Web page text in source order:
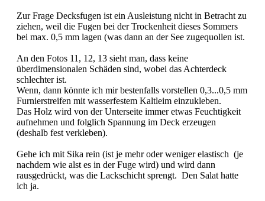
Zur Frage Decksfugen ist ein Ausleistung nicht in Betracht zu
ziehen, weil die Fugen bei der Trockenheit dieses Sommers
bei max. 0,5 mm lagen (was dann an der See zugequollen ist.
An den Fotos 11, 12, 13 sieht man, dass keine
überdimensionalen Schäden sind, wobei das Achterdeck
schlechter ist.
Wenn, dann könnte ich mir bestenfalls vorstellen 0,3...0,5 mm
Furnierstreifen mit wasserfestem Kaltleim einzukleben.
Das Holz wird von der Unterseite immer etwas Feuchtigkeit
aufnehmen und folglich Spannung im Deck erzeugen
(deshalb fest verkleben).
Gehe ich mit Sika rein (ist je mehr oder weniger elastisch (je
nachdem wie alst es in der Fuge wird) und wird dann
rausgedrückt, was die Lackschicht sprengt. Den Salat hatte
ich ja.